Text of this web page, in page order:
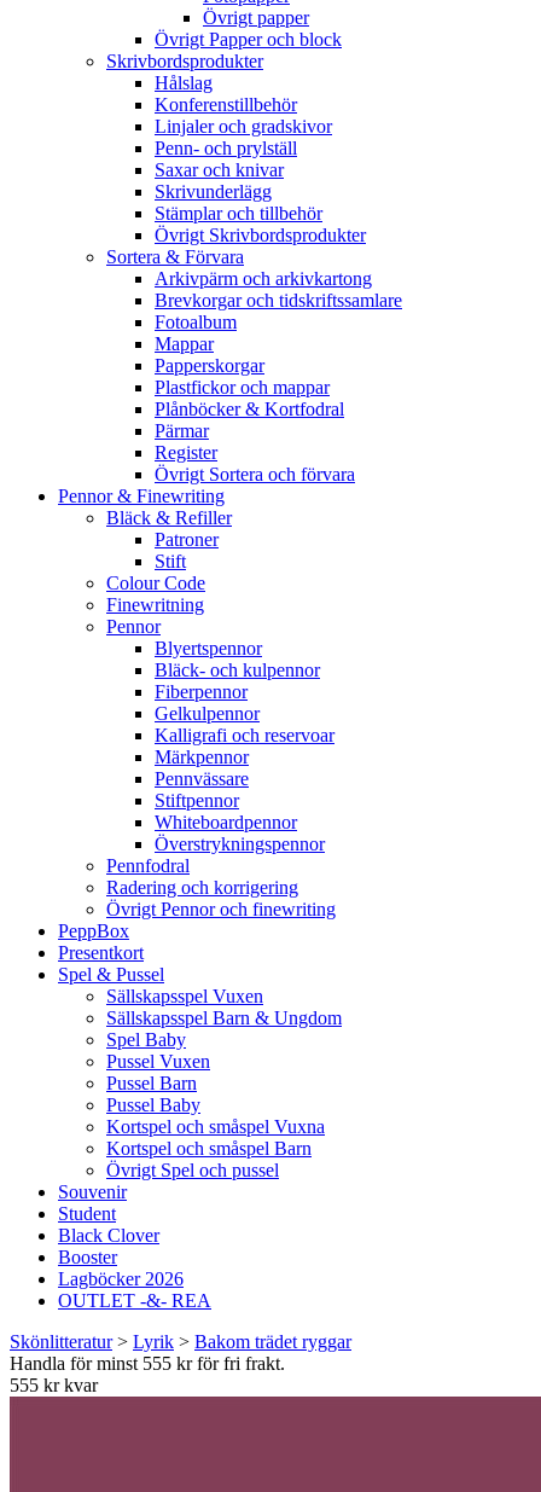
Övrigt papper
Övrigt Papper och block
Skrivbordsprodukter
Hålslag
Konferenstillbehör
Linjaler och gradskivor
Penn- och prylställ
Saxar och knivar
Skrivunderlägg
Stämplar och tillbehör
Övrigt Skrivbordsprodukter
Sortera & Förvara
Arkivpärm och arkivkartong
Brevkorgar och tidskriftssamlare
Fotoalbum
Mappar
Papperskorgar
Plastfickor och mappar
Plånböcker & Kortfodral
Pärmar
Register
Övrigt Sortera och förvara
Pennor & Finewriting
Bläck & Refiller
Patroner
Stift
Colour Code
Finewritning
Pennor
Blyertspennor
Bläck- och kulpennor
Fiberpennor
Gelkulpennor
Kalligrafi och reservoar
Märkpennor
Pennvässare
Stiftpennor
Whiteboardpennor
Överstrykningspennor
Pennfodral
Radering och korrigering
Övrigt Pennor och finewriting
PeppBox
Presentkort
Spel & Pussel
Sällskapsspel Vuxen
Sällskapsspel Barn & Ungdom
Spel Baby
Pussel Vuxen
Pussel Barn
Pussel Baby
Kortspel och småspel Vuxna
Kortspel och småspel Barn
Övrigt Spel och pussel
Souvenir
Student
Black Clover
Booster
Lagböcker 2026
OUTLET -&- REA
Skönlitteratur> Lyrik > Bakom trädet ryggar
Handla för minst 555 kr för fri frakt.
555 kr kvar